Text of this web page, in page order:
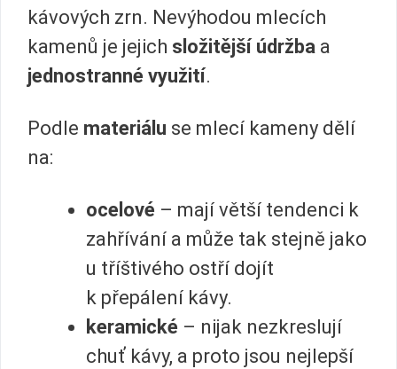
kávových zrn. Nevýhodou mlecích
kamenů je jejich složitější údržba a
jednostranné využití.
Podle materiálu se mlecí kameny dělí
na:
ocelové – mají větší tendenci k
zahřívání a může tak stejně jako
u tříštivého ostří dojít
k přepálení kávy.
keramické – nijak nezkreslují
chuť kávy, a proto jsou nejlepší